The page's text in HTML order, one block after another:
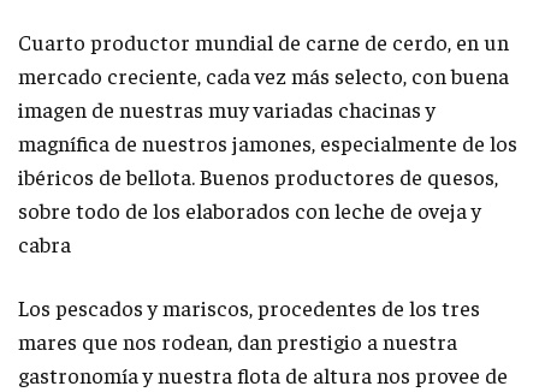
Cuarto productor mundial de carne de cerdo, en un
mercado creciente, cada vez más selecto, con buena
imagen de nuestras muy variadas chacinas y
magnífica de nuestros jamones, especialmente de los
ibéricos de bellota. Buenos productores de quesos,
sobre todo de los elaborados con leche de oveja y
cabra
Los pescados y mariscos, procedentes de los tres
mares que nos rodean, dan prestigio a nuestra
gastronomía y nuestra flota de altura nos provee de